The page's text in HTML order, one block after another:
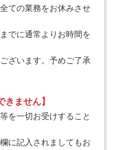
ての業務をお休みさせ
でに通常よりお時間を
ざいます。予めご了承
きません】
を一切お受けすること
に記入されましてもお